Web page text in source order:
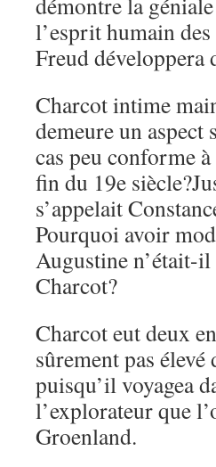
l’esprit humain
Freud développera
Charcot intime
demeure un
cas peu conforme
fin du 19e
s’appelait
Pourquoi avoir
Augustine n’était-
Charcot?
Charcot eut deux
sûrement pas
puisqu’il voyagea
l’explorateur que
Groenland.